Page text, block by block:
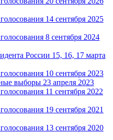
14 сентября 2025
8 сентября 2024
России 15, 16, 17 марта
10 сентября 2023
выборы 23 апреля 2023
11 сентября 2022
19 сентября 2021
13 сентября 2020